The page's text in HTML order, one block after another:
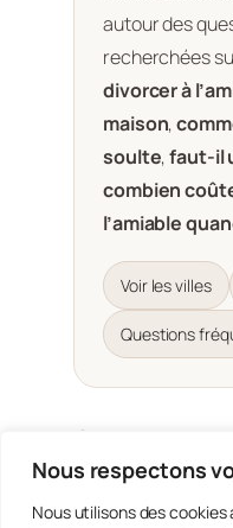
Nous respectons
Nous utilisons des
autour des
recherchées
divorcer à
maison,
soulte,faut-il
combien
l’amiable
Voir les villes
Questions
Choisir une
votre ville